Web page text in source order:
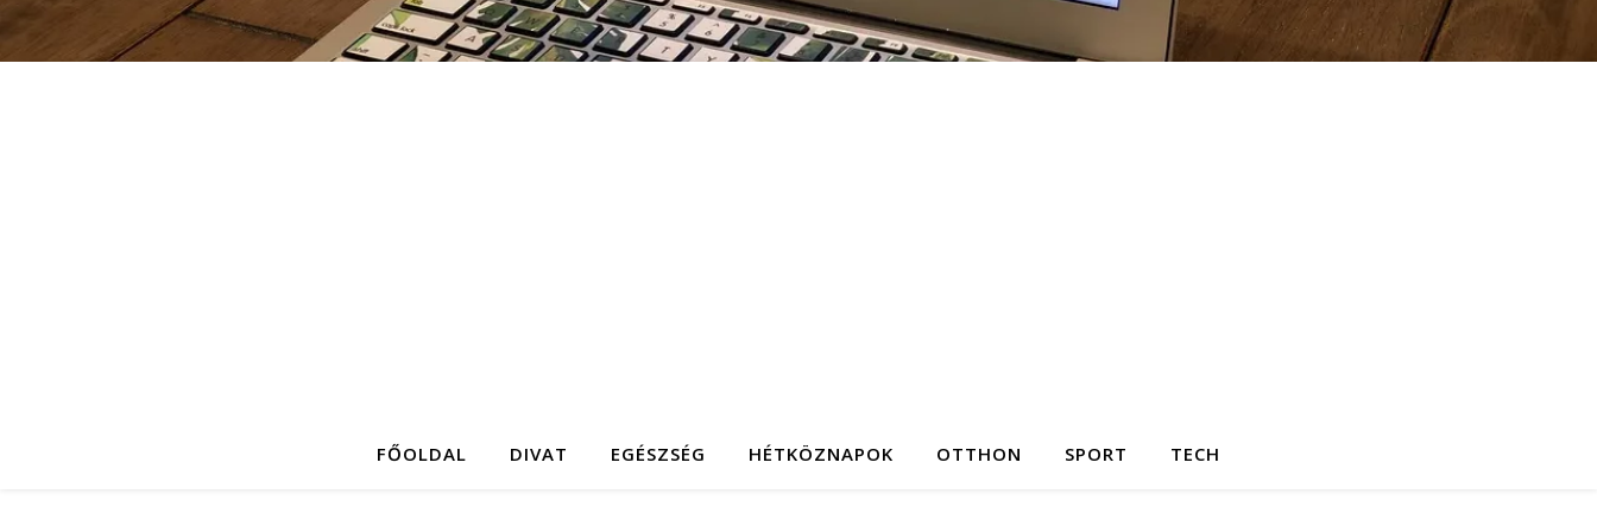
FŐOLDAL DIVAT EGÉSZSÉG HÉTKÖZNAPOK OTTHON SPORT TECH